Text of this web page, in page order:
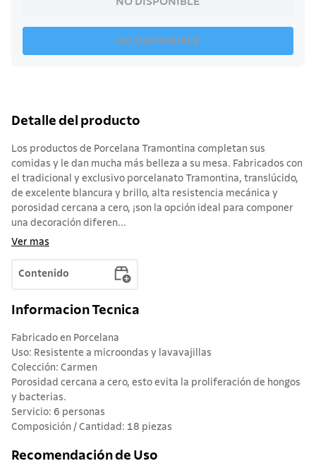
NO DISPONIBLE
Detalle del producto
Los productos de Porcelana Tramontina completan sus
comidas y le dan mucha más belleza a su mesa. Fabricados con
el tradicional y exclusivo porcelanato Tramontina, translúcido,
de excelente blancura y brillo, alta resistencia mecánica y
porosidad cercana a cero, ¡son la opción ideal para componer
una decoración diferen...
Ver mas
Contenido
Informacion Tecnica
Fabricado en Porcelana
Uso: Resistente a microondas y lavavajillas
Colección: Carmen
Porosidad cercana a cero, esto evita la proliferación de hongos
y bacterias.
Servicio: 6 personas
Composición / Cantidad: 18 piezas
Recomendación de Uso